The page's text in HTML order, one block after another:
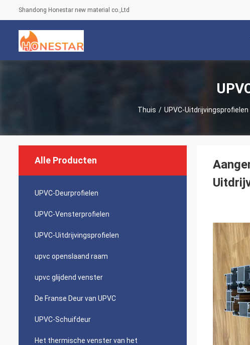
Shandong Honestar new material co.,Ltd
Thuis / UPVC-Uitdrijvingsprofielen
Alle Producten
UPVC-Deurprofielen
UPVC-Vensterprofielen
UPVC-Uitdrijvingsprofielen
upvc openslaand raam
upvc glijdend venster
De Franse Deur van UPVC
UPVC-Schuifdeur
Het thermische venster van het